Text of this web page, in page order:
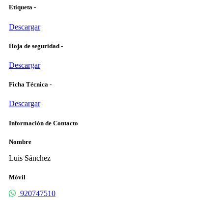
Etiqueta -
Descargar
Hoja de seguridad -
Descargar
Ficha Técnica -
Descargar
Información de Contacto
Nombre
Luis Sánchez
Móvil
920747510